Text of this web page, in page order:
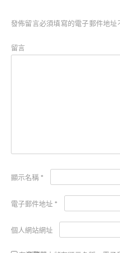
發佈留言必須填寫的電子郵件地址
留言
顯示名稱 *
電子郵件地址 *
個人網站網址